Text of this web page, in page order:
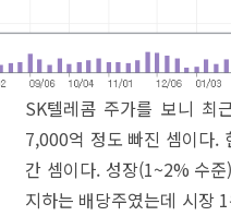
SK텔레콤 주가를 보니 최
7,000억 정도 빠진 셈이다.
간 셈이다. 성장(1~2% 수
지하는 배당주였는데 시장